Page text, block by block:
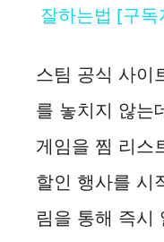
잘하는법 [구
스팀 공식 사이
를 놓치지 않는
게임을 찜 리스
할인 행사를 시
림을 통해 즉시